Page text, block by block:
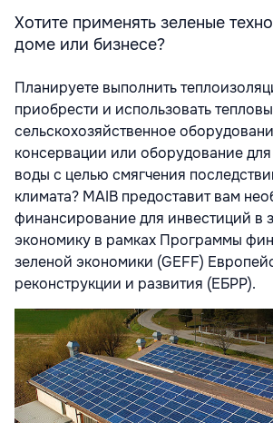
Хотите применять зеленые
доме или бизнесе?
Планируете выполнить
приобрести и использовать
сельскохозяйственное
консервации или оборудование
воды с целью смягчения
климата? MAIB предоставит вам
финансирование для инвестиций в
экономику в рамках Программы
зеленой экономики (GEFF)
реконструкции и развития (ЕБРР).